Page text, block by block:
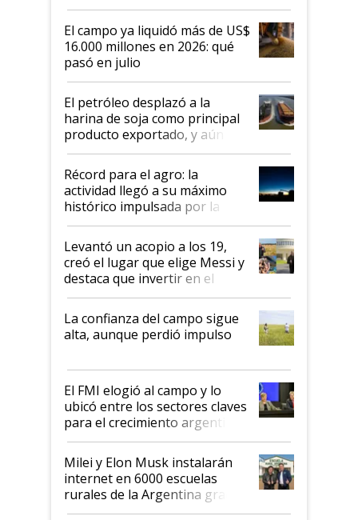
El campo ya liquidó más de US$
16.000 millones en 2026: qué
pasó en julio
El petróleo desplazó a la
harina de soja como principal
producto exportado, y aún así
el agro aportó casi seis de cada
diez dólares y sostuvo el
liderazgo en un semestre
récord
Récord para el agro: la
actividad llegó a su máximo
histórico impulsada por la
cosecha y las exportaciones
Levantó un acopio a los 19,
creó el lugar que elige Messi y
destaca que invertir en el
kirchnerismo era como "darle
plata a un hijo para droga":
Juan Félix Rossetti, el libertario
que de una dura crisis salió
de Milei
La confianza del campo sigue
alta, aunque perdió impulso
El FMI elogió al campo y lo
ubicó entre los sectores claves
para el crecimiento argentino
Milei y Elon Musk instalarán
internet en 6000 escuelas
rurales de la Argentina gracias
a un acuerdo con Starlink